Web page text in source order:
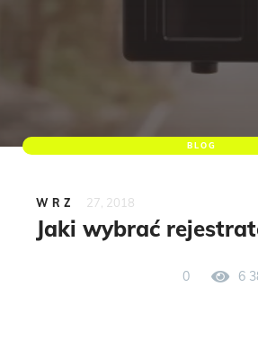
BLOG
WRZ 27, 2018
Jaki wybrać
0 6